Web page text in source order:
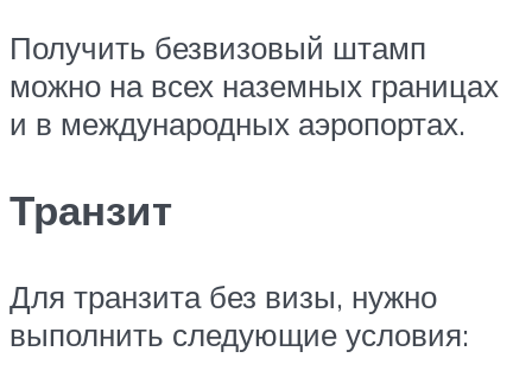
Получить безвизовый штамп
можно на всех наземных границах
и в международных аэропортах.
Транзит
Для транзита без визы, нужно
выполнить следующие условия: